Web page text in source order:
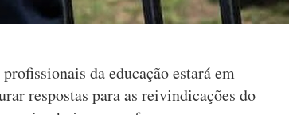
da educação estará em
respostas para as reivindicações do